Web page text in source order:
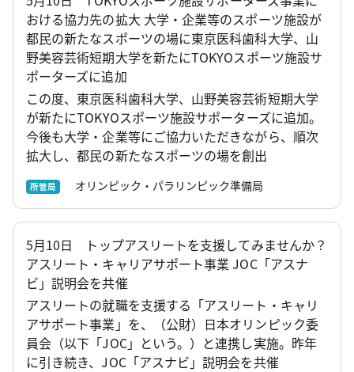
おける協力先の拡大 大学・企業等のスポーツ施設が
都民の新たなスポーツの場に東京医科歯科大学、山
野美容芸術短期大学を新たにTOKYOスポーツ施設サ
ポーターズに追加
この度、東京医科歯科大学、山野美容芸術短期大学
が新たにTOKYOスポーツ施設サポーターズに追加。
今後も大学・企業等にご協力いただきながら、順次
拡大し、都民の新たなスポーツの場を創出
所管局 オリンピック・パラリンピック準備局
5月10日 トップアスリートを支援してみませんか？
アスリート・キャリアサポート事業 JOC「アスナ
ビ」説明会を共催
アスリートの就職を支援する「アスリート・キャリ
アサポート事業」を、（公財）日本オリンピック委
員会（以下「JOC」という。）と連携し実施。昨年
に引き続き、JOC「アスナビ」説明会を共催